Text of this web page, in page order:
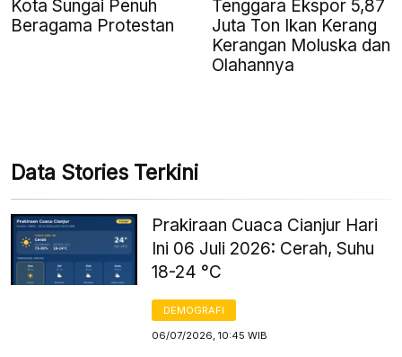
Kota Sungai Penuh
Beragama Protestan
Tenggara Ekspor 5,87
Juta Ton Ikan Kerang
Kerangan Moluska dan
Olahannya
Data Stories Terkini
Prakiraan Cuaca Cianjur Hari
Ini 06 Juli 2026: Cerah, Suhu
18-24 °C
DEMOGRAFI
06/07/2026, 10:45 WIB